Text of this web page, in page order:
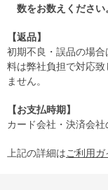
数をお数えください
【返品】
初期不良・誤品の場
料は弊社負担で対応
ません。
【お支払時期】
カード会社・決済会社
上記の詳細はご利用ガ